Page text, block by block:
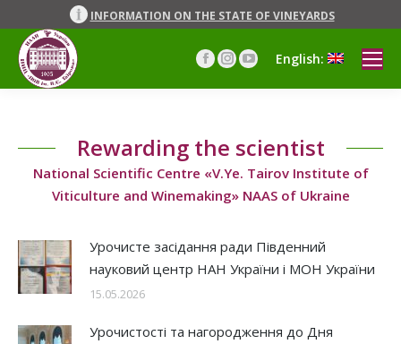
INFORMATION ON THE STATE OF VINEYARDS
Facebook
page
new
window
Instagram
page
new
window
YouTube
page
new
window
English:
Rewarding the scientist
National Scientific Centre «V.Ye. Tairov Institute of
Viticulture and Winemaking» NAAS of Ukraine
Урочисте засідання ради Південний
науковий центр НАН України і МОН України
15.05.2026
Урочистості та нагородження до Дня